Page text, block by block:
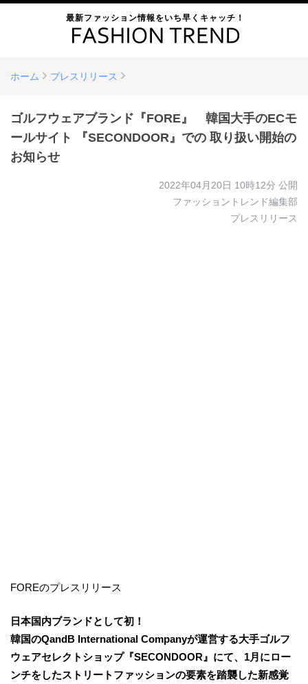
最新ファッション情報をいち早くキャッチ！
ホーム プレスリリース
ゴルフウェアブランド『FORE』 韓国大手のECモ
ールサイト 『SECONDOOR』での 取り扱い開始の
お知らせ
2022年04月20日 10時12分 公開
ファッショントレンド編集部
プレスリリース
FOREのプレスリリース
日本国内ブランドとして初！
韓国のQandB International Companyが運営する大手ゴルフ
ウェアセレクトショップ『SECONDOOR』にて、1月にロー
ンチをしたストリートファッションの要素を踏襲した新感覚